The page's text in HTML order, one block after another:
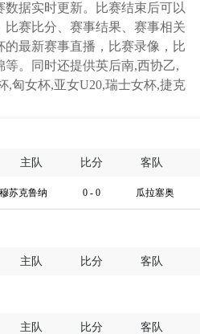
据实时更新。比赛结束后可以
赛比分、赛事结果、赛事相关
最新赛事直播，比赛录像，比
。同时还提供英后南,西协乙,
,匈女杯,亚女U20,瑞士女杯,捷克
主队 比分 客队
穆苏克鲁纳 0 - 0 瓜拉塞奥
主队 比分 客队
主队 比分 客队